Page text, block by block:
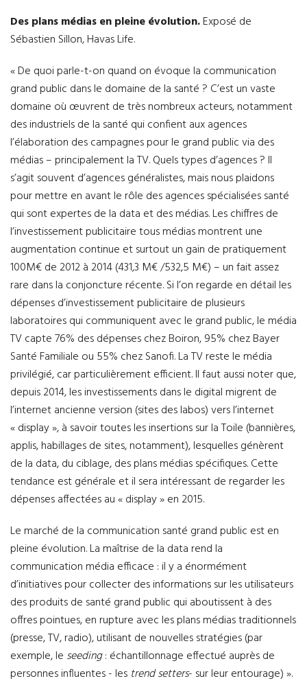
Des plans médias en pleine évolution.Exposé de
Sébastien Sillon, Havas Life.
« De quoi parle-t-on quand on évoque la communication
grand public dans le domaine de la santé ? C’est un vaste
domaine où œuvrent de très nombreux acteurs, notamment
des industriels de la santé qui confient aux agences
l’élaboration des campagnes pour le grand public via des
médias – principalement la TV. Quels types d’agences ? Il
s’agit souvent d’agences généralistes, mais nous plaidons
pour mettre en avant le rôle des agences spécialisées santé
qui sont expertes de la data et des médias. Les chiffres de
l’investissement publicitaire tous médias montrent une
augmentation continue et surtout un gain de pratiquement
100M€ de 2012 à 2014 (431,3 M€ /532,5 M€) – un fait assez
rare dans la conjoncture récente. Si l’on regarde en détail les
dépenses d’investissement publicitaire de plusieurs
laboratoires qui communiquent avec le grand public, le média
TV capte 76% des dépenses chez Boiron, 95% chez Bayer
Santé Familiale ou 55% chez Sanofi. La TV reste le média
privilégié, car particulièrement efficient. Il faut aussi noter que,
depuis 2014, les investissements dans le digital migrent de
l’internet ancienne version (sites des labos) vers l’internet
« display », à savoir toutes les insertions sur la Toile (bannières,
applis, habillages de sites, notamment), lesquelles génèrent
de la data, du ciblage, des plans médias spécifiques. Cette
tendance est générale et il sera intéressant de regarder les
dépenses affectées au « display » en 2015.
Le marché de la communication santé grand public est en
pleine évolution. La maîtrise de la data rend la
communication média efficace : il y a énormément
d’initiatives pour collecter des informations sur les utilisateurs
des produits de santé grand public qui aboutissent à des
offres pointues, en rupture avec les plans médias traditionnels
(presse, TV, radio), utilisant de nouvelles stratégies (par
exemple, le seeding: échantillonnage effectué auprès de
personnes influentes - les trend setters- sur leur entourage) ».